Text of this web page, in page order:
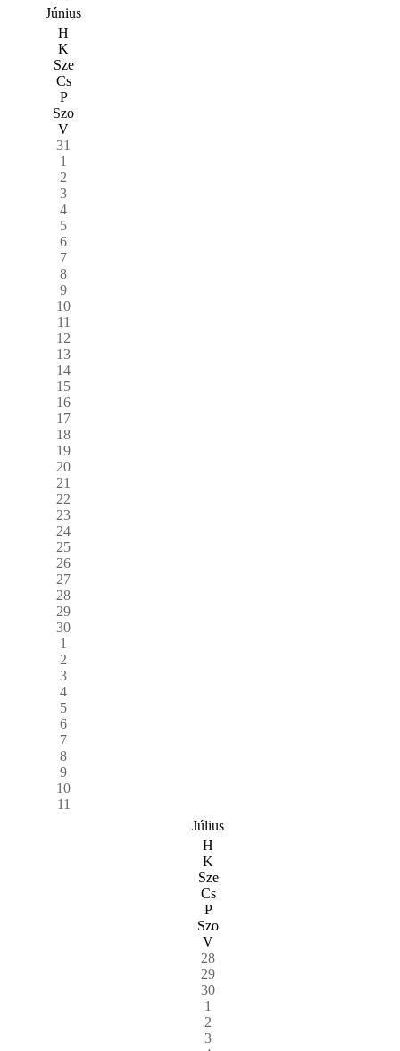
Június
H
K
Sze
Cs
P
Szo
V
31
1
2
3
4
5
6
7
8
9
10
11
12
13
14
15
16
17
18
19
20
21
22
23
24
25
26
27
28
29
30
1
2
3
4
5
6
7
8
9
10
11
Július
H
K
Sze
Cs
P
Szo
V
28
29
30
1
2
3